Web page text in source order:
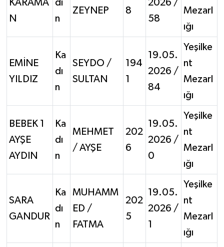
KARAMA
N
dı
n
ZEYNEP
8
2026 /
58
Mezarl
ığı
EMİNE
YILDIZ
Ka
dı
n
SEYDO /
SULTAN
194
1
19.05.
2026 /
84
Yeşilke
nt
Mezarl
ığı
BEBEK 1
AYŞE
AYDIN
Ka
dı
n
MEHMET
/ AYŞE
202
6
19.05.
2026 /
0
Yeşilke
nt
Mezarl
ığı
SARA
GANDUR
Ka
dı
n
MUHAMM
ED /
FATMA
202
5
19.05.
2026 /
1
Yeşilke
nt
Mezarl
ığı